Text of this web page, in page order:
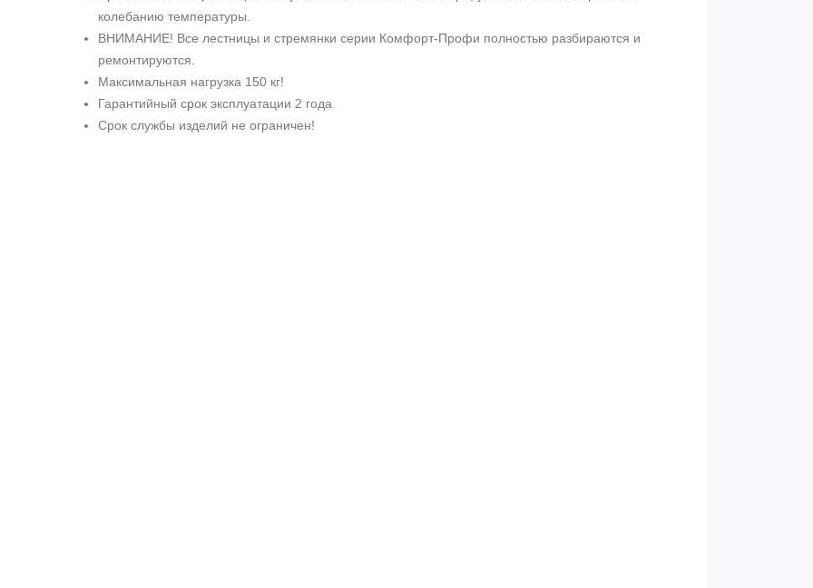
колебанию температуры.
ВНИМАНИЕ! Все лестницы и стремянки серии Комфорт-Профи полностью разбираются и
ремонтируются.
Максимальная нагрузка 150 кг!
Гарантийный срок эксплуатации 2 года.
Срок службы изделий не ограничен!